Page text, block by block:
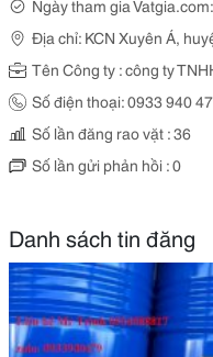
Ngày tham gia
Địa chỉ: KCN Xuyên Á,
Tên Công ty : công ty
Số điện thoại: 0933 940
Số lần đăng rao vặt : 36
Số lần gửi phản hồi : 0
Danh sách tin đăng